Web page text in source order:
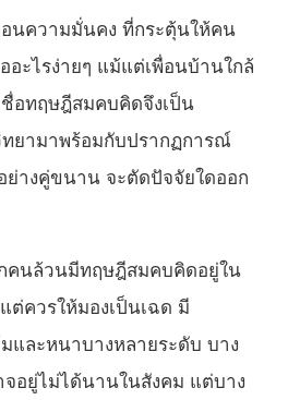
นความมั่นคง ที่กระตุ้นให้คน
อะไรง่ายๆ แม้แต่เพื่อนบ้านใกล้
อทฤษฎีสมคบคิดจึงเป็น
ยามาพร้อมกับปรากฏการณ์
ย่างคู่ขนาน จะตัดปัจจัยใดออก
คนล้วนมีทฤษฎีสมคบคิดอยู่ใน
ต่ควรให้มองเป็นเฉด มี
และหนาบางหลายระดับ บาง
จอยู่ไม่ได้นานในสังคม แต่บาง